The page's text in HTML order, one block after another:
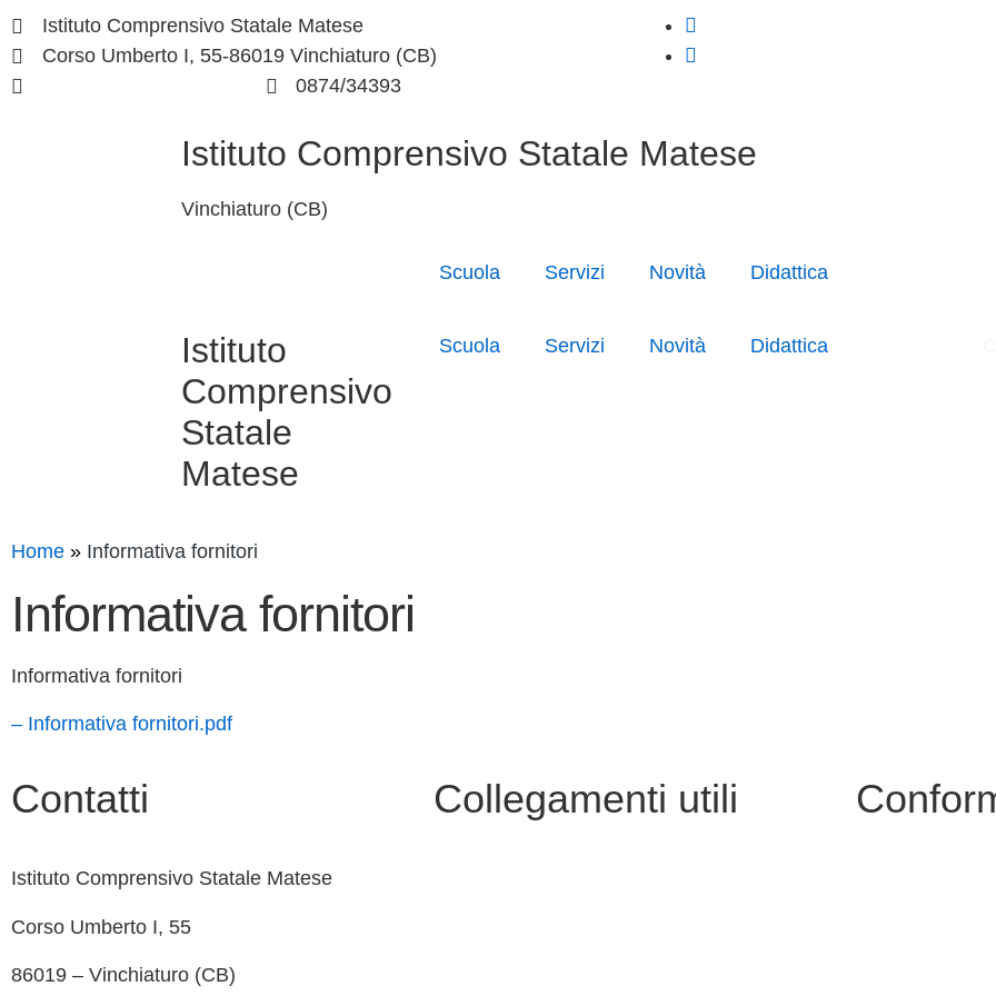
Istituto Comprensivo Statale Matese
Corso Umberto I, 55-86019 Vinchiaturo (CB)
0874/34393
Istituto Comprensivo Statale Matese
Vinchiaturo (CB)
Scuola Servizi Novità Didattica
Istituto
Comprensivo
Statale
Matese
Scuola Servizi Novità Didattica
Home Informativa fornitori
Informativa fornitori
Informativa fornitori
– Informativa fornitori.pdf
Contatti
Istituto Comprensivo Statale Matese
Corso Umberto I, 55
86019 – Vinchiaturo (CB)
Collegamenti utili